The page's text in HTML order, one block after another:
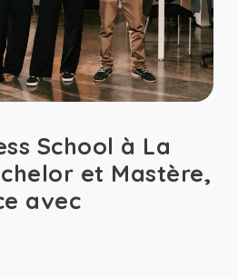
School à La
et Mastère,
avec